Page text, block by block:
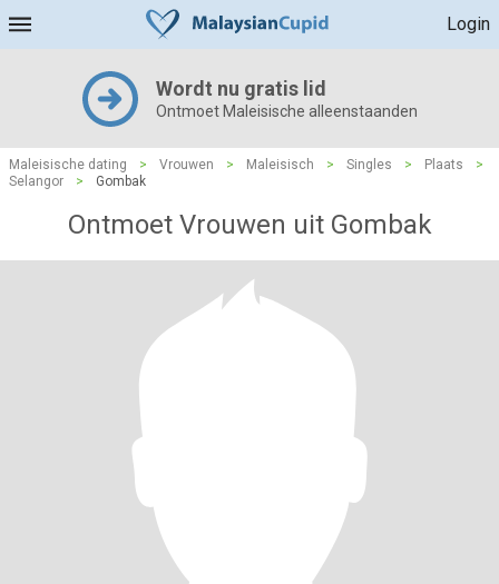
Login
Wordt nu gratis lid
Ontmoet Maleisische alleenstaanden
Maleisische dating > Vrouwen > Maleisisch > Singles > Plaats
>
Selangor
> Gombak
Ontmoet Vrouwen uit Gombak